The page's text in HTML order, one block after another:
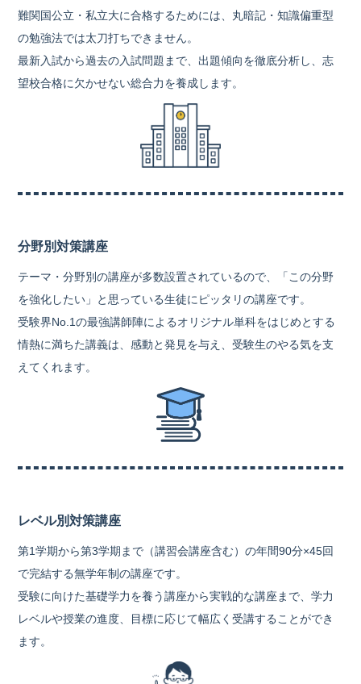
難関国公立・私立大に合格するためには、丸暗記・知識偏重型
の勉強法では太刀打ちできません。
最新入試から過去の入試問題まで、出題傾向を徹底分析し、志
望校合格に欠かせない総合力を養成します。
分野別対策講座
テーマ・分野別の講座が多数設置されているので、「この分野
を強化したい」と思っている生徒にピッタリの講座です。
受験界No.1の最強講師陣によるオリジナル単科をはじめとする
情熱に満ちた講義は、感動と発見を与え、受験生のやる気を支
えてくれます。
レベル別対策講座
第1学期から第3学期まで（講習会講座含む）の年間90分×45回
で完結する無学年制の講座です。
受験に向けた基礎学力を養う講座から実戦的な講座まで、学力
レベルや授業の進度、目標に応じて幅広く受講することができ
ます。